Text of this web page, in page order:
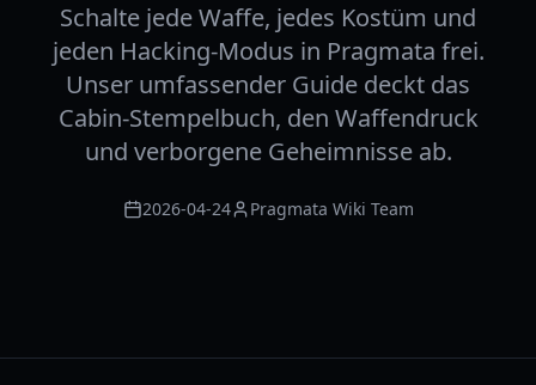
Schalte jede Waffe, jedes Kostüm und
jeden Hacking-Modus in Pragmata frei.
Unser umfassender Guide deckt das
Cabin-Stempelbuch, den Waffendruck
und verborgene Geheimnisse ab.
2026-04-24 Pragmata Wiki Team